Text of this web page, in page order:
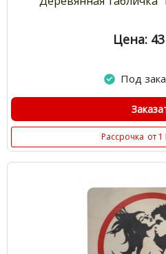
Цена: 43
Под
Рассрочка от